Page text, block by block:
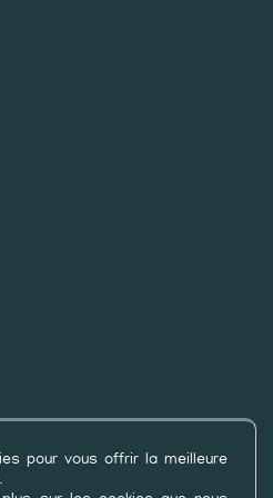
du LacparGeek Tonic-
de confidentialité
pour vous offrir la meilleure